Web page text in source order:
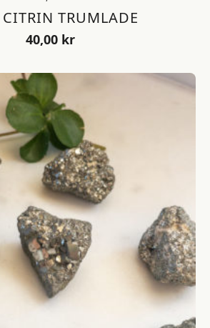
TRUMLADE
40,00 kr